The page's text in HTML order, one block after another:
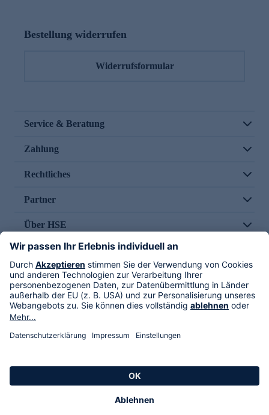
Bestellung widerrufen
Widerrufsformular
Service & Beratung
Zahlung
Rechtliches
Partner
Über HSE
Im TV
HSE International